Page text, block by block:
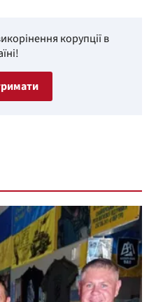
корупції в